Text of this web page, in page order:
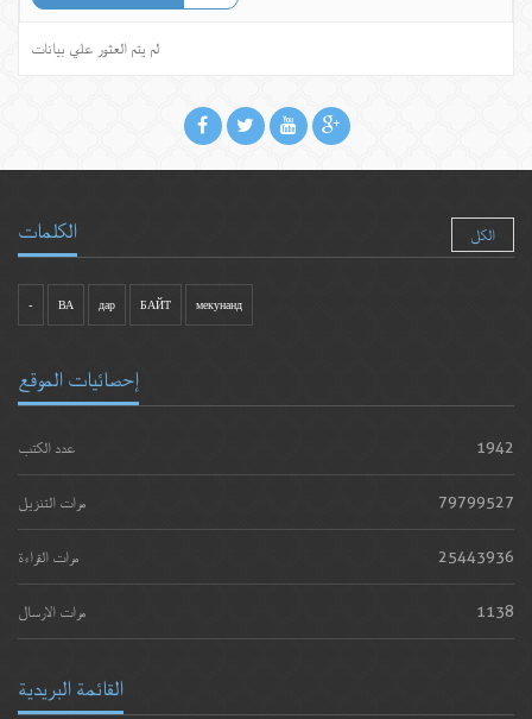
لم يتم العثور علي بيانات
الكلمات الكل
- ВА дар БАЙТ мекунанд
إحصائيات الموقع
عدد الكتب 1942
مرات التنزيل 79799527
مرات القراءة 25443936
مرات الارسال 1138
القائمة البريدية